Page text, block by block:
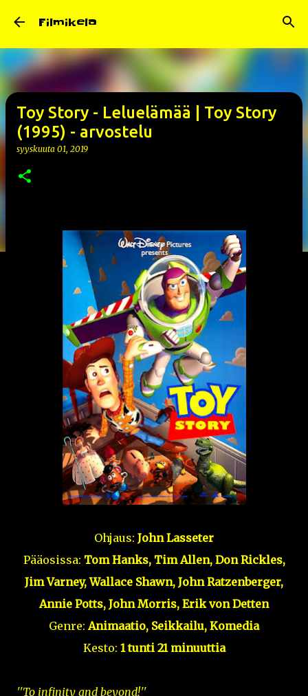
Filmikela
Toy Story - Leluelämää | Toy Story
(1995) - arvostelu
syyskuuta 01, 2019
Ohjaus: John Lasseter
Pääosissa: Tom Hanks, Tim Allen, Don Rickles,
Jim Varney, Wallace Shawn, John Ratzenberger,
Annie Potts, John Morris, Erik von Detten
Genre: Animaatio, Seikkailu, Komedia
Kesto: 1 tunti 21 minuuttia
''To infinity and beyond!''